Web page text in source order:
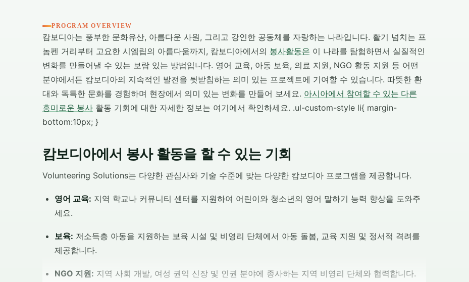
PROGRAM OVERVIEW
캄보디아는 풍부한 문화유산, 아름다운 사원, 그리고 강인한 공동체를 자랑하는 나라입니다. 활기 넘치는 프
놈펜 거리부터 고요한 시엠립의 아름다움까지, 캄보디아에서의 봉사활동은 이 나라를 탐험하면서 실질적인
변화를 만들어낼 수 있는 보람 있는 방법입니다. 영어 교육, 아동 보육, 의료 지원, NGO 활동 지원 등 어떤
분야에서든 캄보디아의 지속적인 발전을 뒷받침하는 의미 있는 프로젝트에 기여할 수 있습니다. 따뜻한 환
대와 독특한 문화를 경험하며 현장에서 의미 있는 변화를 만들어 보세요. 아시아에서 참여할 수 있는 다른
흥미로운 봉사 활동 기회에 대한 자세한 정보는 여기에서 확인하세요. .ul-custom-style li{ margin-
bottom:10px; }
캄보디아에서 봉사 활동을 할 수 있는 기회
Volunteering Solutions는 다양한 관심사와 기술 수준에 맞는 다양한 캄보디아 프로그램을 제공합니다.
영어 교육: 지역 학교나 커뮤니티 센터를 지원하여 어린이와 청소년의 영어 말하기 능력 향상을 도와주
세요.
보육: 저소득층 아동을 지원하는 보육 시설 및 비영리 단체에서 아동 돌봄, 교육 지원 및 정서적 격려를
제공합니다.
NGO 지원: 지역 사회 개발, 여성 권익 신장 및 인권 분야에 종사하는 지역 비영리 단체와 협력합니다.